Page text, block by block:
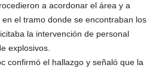
a acordonar el área y a
el tramo donde se encontraban los
la intervención de personal
explosivos.
confirmó el hallazgo y señaló que la